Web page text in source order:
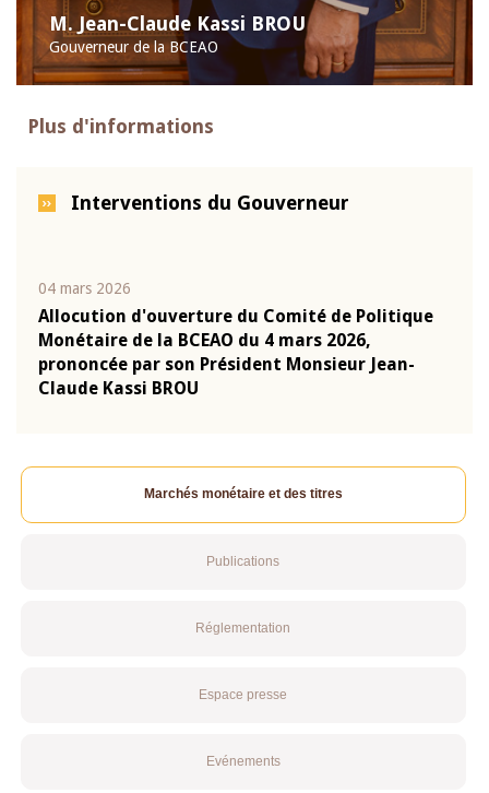
M. Jean-Claude Kassi BROU
Gouverneur de la BCEAO
Plus d'informations
Interventions du Gouverneur
04 mars 2026
Allocution d'ouverture du Comité de Politique
Monétaire de la BCEAO du 4 mars 2026,
prononcée par son Président Monsieur Jean-
Claude Kassi BROU
Marchés monétaire et des titres
Publications
Réglementation
Espace presse
Evénements